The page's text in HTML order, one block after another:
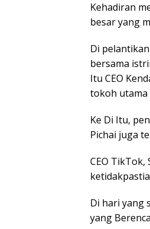
Kehadiran
besar yang
Di
bersama
Itu CEO
tokoh utama
Ke Di Itu,
Pichai juga
CEO
Di hari yang
yang